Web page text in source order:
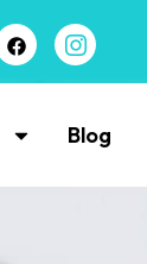
Blog